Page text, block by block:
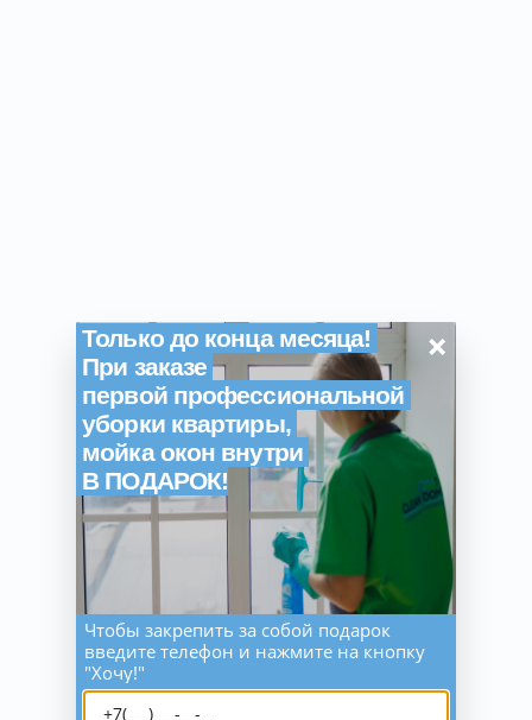
Только до конца месяца!
При заказе
первой профессиональной
уборки квартиры,
мойка окон внутри
В ПОДАРОК!
×
Чтобы закрепить за собой подарок
введите телефон и нажмите на кнопку
"Хочу!"